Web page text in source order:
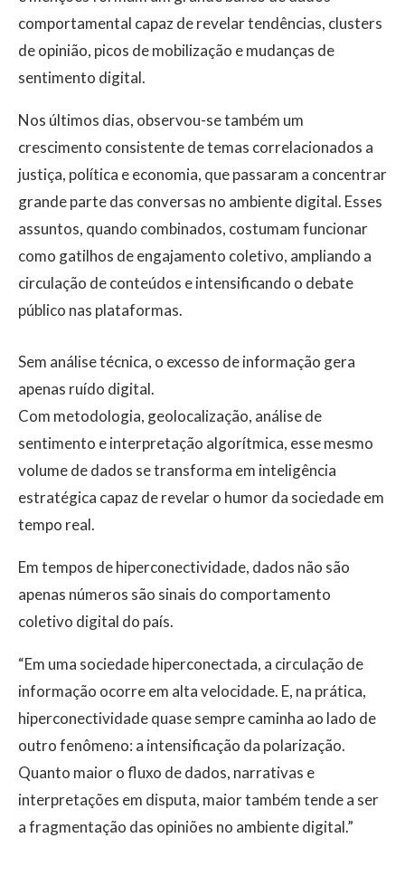
comportamental capaz de revelar tendências, clusters
de opinião, picos de mobilização e mudanças de
sentimento digital.
Nos últimos dias, observou-se também um
crescimento consistente de temas correlacionados a
justiça, política e economia, que passaram a concentrar
grande parte das conversas no ambiente digital. Esses
assuntos, quando combinados, costumam funcionar
como gatilhos de engajamento coletivo, ampliando a
circulação de conteúdos e intensificando o debate
público nas plataformas.
Sem análise técnica, o excesso de informação gera
apenas ruído digital.
Com metodologia, geolocalização, análise de
sentimento e interpretação algorítmica, esse mesmo
volume de dados se transforma em inteligência
estratégica capaz de revelar o humor da sociedade em
tempo real.
Em tempos de hiperconectividade, dados não são
apenas números são sinais do comportamento
coletivo digital do país.
“Em uma sociedade hiperconectada, a circulação de
informação ocorre em alta velocidade. E, na prática,
hiperconectividade quase sempre caminha ao lado de
outro fenômeno: a intensificação da polarização.
Quanto maior o fluxo de dados, narrativas e
interpretações em disputa, maior também tende a ser
a fragmentação das opiniões no ambiente digital.”